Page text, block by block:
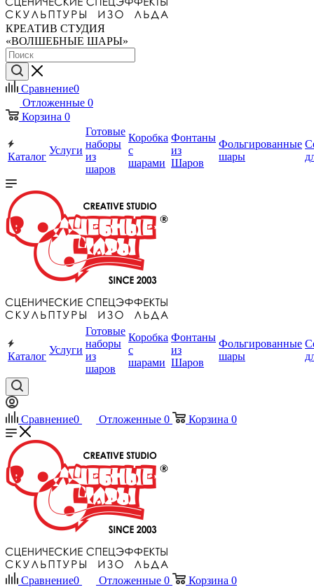
КРЕАТИВ СТУДИЯ
«ВОЛШЕБНЫЕ ШАРЫ»
Сравнение0
Отложенные 0
Корзина 0
Каталог
Услуги
Готовые
наборы
из
шаров
Коробка
с
шарами
Фонтаны
из
Шаров
Фольгированные
шары
Каталог
Услуги
Готовые
наборы
из
шаров
Коробка
с
шарами
Фонтаны
из
Шаров
Фольгированные
шары
Сравнение0 Отложенные 0 Корзина 0
Сравнение0 Отложенные 0 Корзина 0